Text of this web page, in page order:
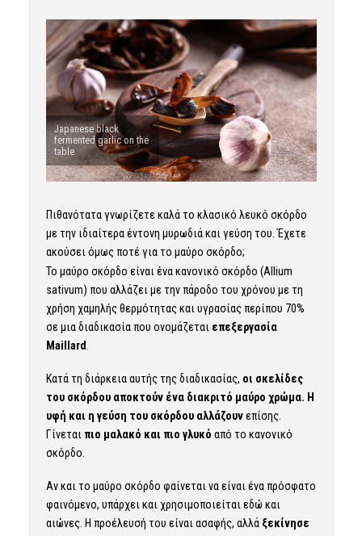
Japanese black
fermented garlic on the
table
Πιθανότατα γνωρίζετε καλά το κλασικό λευκό σκόρδο
με την ιδιαίτερα έντονη μυρωδιά και γεύση του. Έχετε
ακούσει όμως ποτέ για το μαύρο σκόρδο;
Το μαύρο σκόρδο είναι ένα κανονικό σκόρδο (Allium
sativum) που αλλάζει με την πάροδο του χρόνου με τη
χρήση χαμηλής θερμότητας και υγρασίας περίπου 70%
σε μια διαδικασία που ονομάζεται επεξεργασία
Maillard
Κατά τη διάρκεια αυτής της διαδικασίας, οι σκελίδες
του σκόρδου αποκτούν ένα διακριτό μαύρο χρώμα. Η
υφή και η γεύση του σκόρδου αλλάζουνεπίσης.
Γίνεται πιο μαλακό και πιο γλυκό από το κανονικό
σκόρδο.
Αν και το μαύρο σκόρδο φαίνεται να είναι ένα πρόσφατο
φαινόμενο, υπάρχει και χρησιμοποιείται εδώ και
αιώνες. Η προέλευσή του είναι ασαφής, αλλά ξεκίνησε